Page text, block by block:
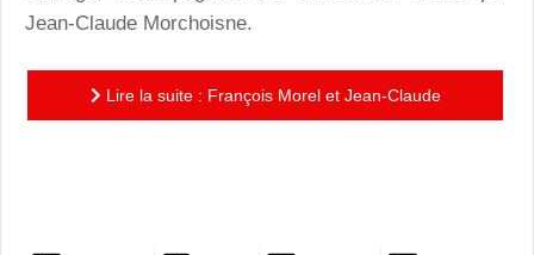
Jean-Claude Morchoisne.
Lire la suite : François Morel et Jean-Claude